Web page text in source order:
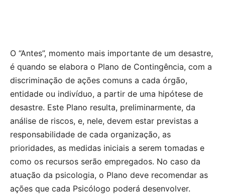
O “Antes”, momento mais importante de um desastre,
é quando se elabora o Plano de Contingência, com a
discriminação de ações comuns a cada órgão,
entidade ou indivíduo, a partir de uma hipótese de
desastre. Este Plano resulta, preliminarmente, da
análise de riscos, e, nele, devem estar previstas a
responsabilidade de cada organização, as
prioridades, as medidas iniciais a serem tomadas e
como os recursos serão empregados. No caso da
atuação da psicologia, o Plano deve recomendar as
ações que cada Psicólogo poderá desenvolver.